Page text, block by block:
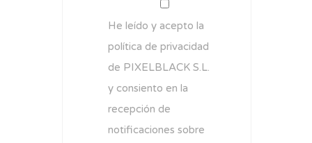
He leído y acepto la
política de privacidad
de PIXELBLACK S.L.
y consiento en la
recepción de
notificaciones sobre